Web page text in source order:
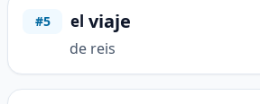
#5 el viaje
de reis